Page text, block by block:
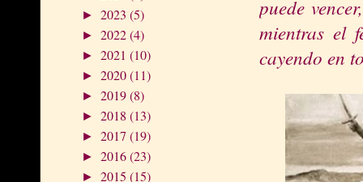
► 2023 (5)
► 2022(4)
► 2021 (10)
► 2020(11)
► 2019(8)
► 2018 (13)
► 2017 (19)
► 2016(23)
► 2015 (15)
puede
mientras el
cayendo en